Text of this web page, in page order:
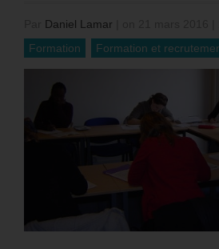
Daniel Lamar
Formation
Formation et